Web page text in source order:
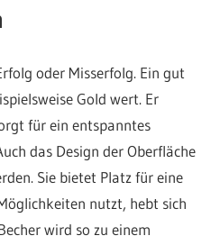
oder Misserfolg. Ein gut
Gold wert. Er
für ein entspanntes
das Design der Oberfläche
Sie bietet Platz für eine
nutzt, hebt sich
wird so zu einem